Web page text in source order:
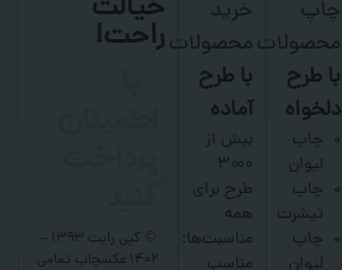
چاپ
محصولات
با طرح
دلخواه
چاپ
لیوان
چاپ
تیشرت
چاپ
لیوان
خرید
محصولات
با طرح
آماده
بیش از
۳۰۰۰
طرح برای
همه
مناسبت‌ها؛
مناسب
راحت!
۱۴۰۲ عکسچاپ
تمامی